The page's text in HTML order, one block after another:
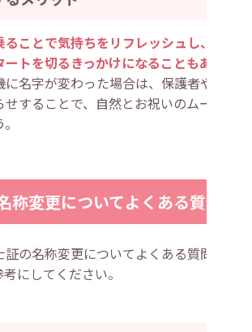
ことで気持ちをリフレッシュし、心機
トを切るきっかけになることもあるで
名字が変わった場合は、保護者や子ど
することで、自然とお祝いのムードが
称変更についてよくある質問
の名称変更についてよくある質問を紹
にしてください。